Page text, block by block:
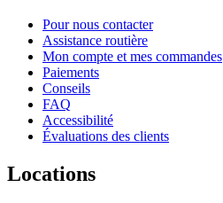
Pour nous contacter
Assistance routière
Mon compte et mes commandes
Paiements
Conseils
FAQ
Accessibilité
Évaluations des clients
Locations